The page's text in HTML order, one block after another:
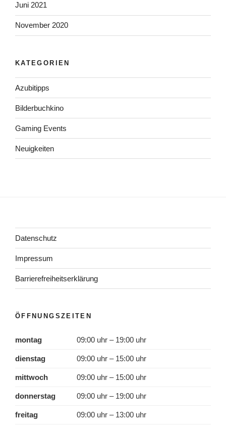
Juni 2021
November 2020
KATEGORIEN
Azubitipps
Bilderbuchkino
Gaming Events
Neuigkeiten
Datenschutz
Impressum
Barrierefreiheitserklärung
ÖFFNUNGSZEITEN
montag 09:00 uhr – 19:00 uhr
dienstag 09:00 uhr – 15:00 uhr
mittwoch 09:00 uhr – 15:00 uhr
donnerstag 09:00 uhr – 19:00 uhr
freitag 09:00 uhr – 13:00 uhr